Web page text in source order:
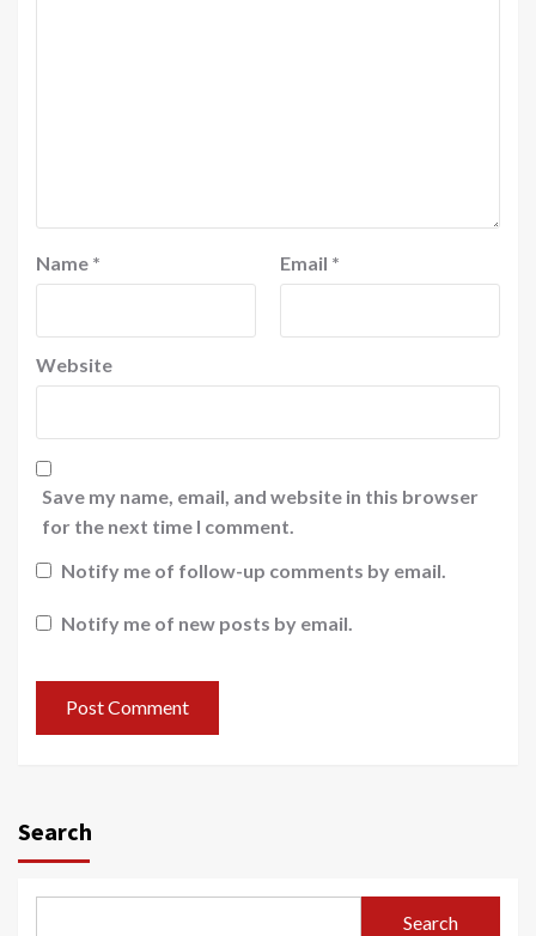
Name * Email *
Website
Save my name, email, and website in this browser
for the next time I comment.
Notify me of follow-up comments by email.
Notify me of new posts by email.
Search
Search